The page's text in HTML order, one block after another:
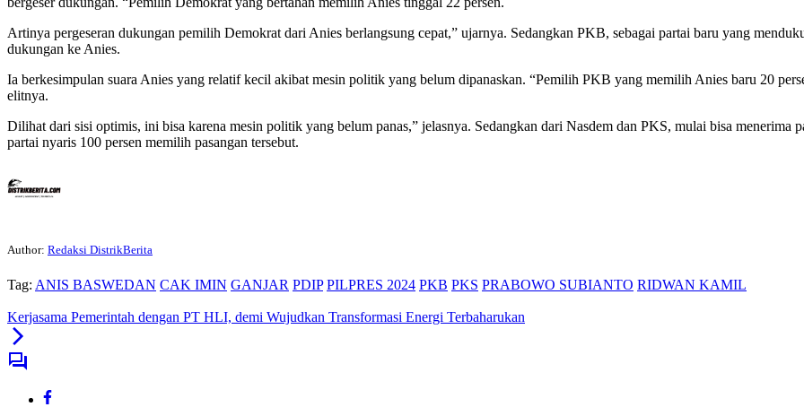
Artinya pergeseran dukungan pemilih Demokrat dari Anies berlangsung cepat,” ujarnya. Sedangkan PKB, sebagai partai baru yang
dukungan ke Anies.
Ia berkesimpulan suara Anies yang relatif kecil akibat mesin politik yang belum dipanaskan. “Pemilih PKB yang memilih Anies baru 20
elitnya.
Dilihat dari sisi optimis, ini bisa karena mesin politik yang belum panas,” jelasnya. Sedangkan dari Nasdem dan PKS, mulai bisa
partai nyaris 100 persen memilih pasangan tersebut.
Author: Redaksi DistrikBerita
Tag: ANIS BASWEDAN CAK IMIN GANJAR PDIP PILPRES 2024 PKB PKS PRABOWO SUBIANTO RIDWAN KAMIL
Kerjasama Pemerintah dengan PT HLI, demi Wujudkan Transformasi Energi Terbaharukan